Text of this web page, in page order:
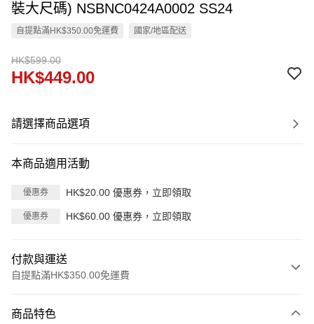
裝大尺碼) NSBNC0424A0002 SS24
自提點滿HK$350.00免運費 國家/地區配送
HK$599.00
HK$449.00
請選擇商品選項
本商品適用活動
優惠券 HK$20.00 優惠券，立即領取
優惠券 HK$60.00 優惠券，立即領取
付款與運送
自提點滿HK$350.00免運費
商品特色